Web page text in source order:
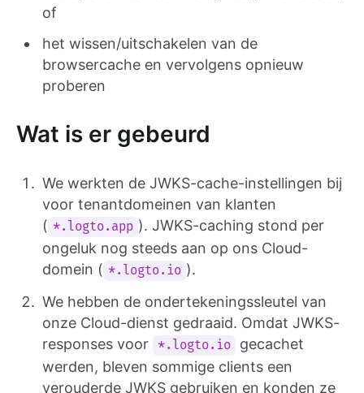
of
het wissen/uitschakelen van de
browsercache en vervolgens opnieuw
proberen
Wat is er gebeurd
We werkten de JWKS-cache-instellingen bij
voor tenantdomeinen van klanten
( *.logto.app ). JWKS-caching stond per
ongeluk nog steeds aan op ons Cloud-
domein ( *.logto.io ).
We hebben de ondertekeningssleutel van
onze Cloud-dienst gedraaid. Omdat JWKS-
responses voor
*.logto.io
gecachet
werden, bleven sommige clients een
verouderde JWKS gebruiken en konden ze